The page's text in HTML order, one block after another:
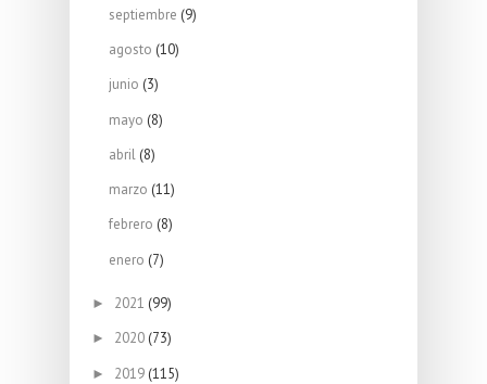
septiembre (9)
agosto (10)
junio (3)
mayo (8)
abril (8)
marzo (11)
febrero (8)
enero (7)
► 2021 (99)
► 2020 (73)
► 2019 (115)